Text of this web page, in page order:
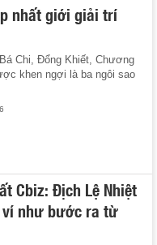
nhất giới giải trí
Chi, Đổng Khiết, Chương
khen ngợi là ba ngôi sao
Cbiz: Địch Lệ Nhiệt
như bước ra từ